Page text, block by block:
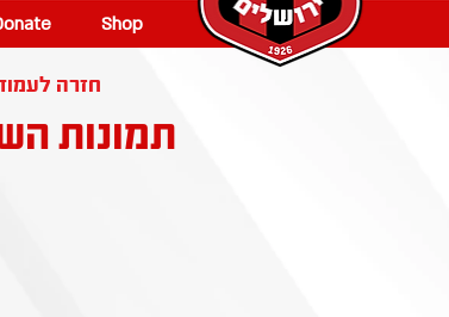
Shop
< חזרה
תמונות